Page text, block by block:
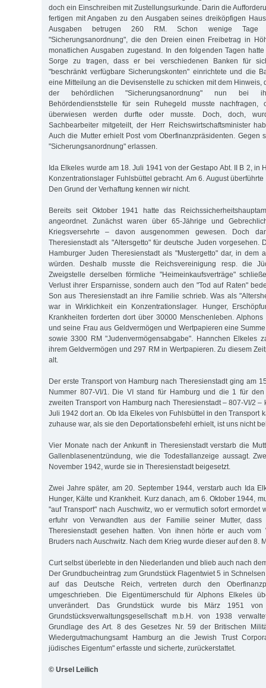
doch ein Einschreiben mit Zustellungsurkunde. Darin die
fertigen mit Angaben zu den Ausgaben seines dreiköpfigen
Ausgaben betrugen 260 RM. Schon wenige
"Sicherungsanordnung", die den Dreien einen Freibetrag in
monatlichen Ausgaben zugestand. In den folgenden Tagen
Sorge zu tragen, dass er bei verschiedenen Banken für
"beschränkt verfügbare Sicherungskonten" einrichtete und die
eine Mitteilung an die Devisenstelle zu schicken mit dem Hinweis,
der behördlichen "Sicherungsanordnung" nun bei
Behördendienststelle für sein Ruhegeld musste
überwiesen werden durfte oder musste. Doch, doch,
Sachbearbeiter mitgeteilt, der Herr Reichswirtschaftsminister
Auch die Mutter erhielt Post vom Oberfinanzpräsidenten. Gegen
"Sicherungsanordnung" erlassen.
Ida Elkeles wurde am 18. Juli 1941 von der Gestapo Abt. II B 2, in
Konzentrationslager Fuhlsbüttel gebracht. Am 6. August
Den Grund der Verhaftung kennen wir nicht.
Bereits seit Oktober 1941 hatte das
angeordnet. Zunächst waren über 65-Jährige und
Kriegsversehrte – davon ausgenommen gewesen. Doch
Theresienstadt als "Altersgetto" für deutsche Juden vorgesehen.
Hamburger Juden Theresienstadt als "Mustergetto" dar, in dem
würden. Deshalb musste die Reichsvereinigung resp. die
Zweigstelle derselben förmliche "Heimeinkaufsverträge"
Verlust ihrer Ersparnisse, sondern auch den "Tod auf Raten"
Son aus Theresienstadt an ihre Familie schrieb. Was als
war in Wirklichkeit ein Konzentrationslager. Hunger,
Krankheiten forderten dort über 30000 Menschenleben.
und seine Frau aus Geldvermögen und Wertpapieren eine
sowie 3300 RM "Judenvermögensabgabe". Hannchen Elkeles
ihrem Geldvermögen und 297 RM in Wert­papieren. Zu diesem
alt.
Der erste Transport von Hamburg nach Theresienstadt ging am
Nummer 807-VI/1. Die VI stand für Hamburg und die 1 für
zweiten Transport von Hamburg nach Theresienstadt – 807-VI/2 –
Juli 1942 dort an. Ob Ida Elkeles von Fuhlsbüttel in den Transport
zuhause war, als sie den Deportationsbefehl erhielt, ist uns nicht
Vier Monate nach der Ankunft in Theresienstadt verstarb die
Gallenblasenentzündung, wie die Todesfallanzeige aussagt.
November 1942, wurde sie in Theresienstadt beigesetzt.
Zwei Jahre später, am 20. September 1944, verstarb auch Ida
Hunger, Kälte und Krankheit. Kurz danach, am 6. Oktober 1944,
"auf Transport" nach Auschwitz, wo er vermutlich sofort ermordet
erfuhr von Verwandten aus der Familie seiner Mutter,
Theresienstadt gesehen hatten. Von ihnen hörte er auch vom
Bruders nach Auschwitz. Nach dem Krieg wurde dieser auf den 8.
Curt selbst überlebte in den Niederlanden und blieb auch nach
Der Grundbucheintrag zum Grundstück Flagentwiet 5 in
auf das Deutsche Reich, vertreten durch den
umgeschrieben. Die Eigentümerschuld für Alphons Elkeles
unverändert. Das Grundstück wurde bis März 1951 von
Grundstücksverwaltungsgesellschaft m.b.H. von 1938
Grundlage des Art. 8 des Gesetzes Nr. 59 der Britischen
Wiedergutmachungsamt Hamburg an die Jewish Trust
jüdisches Eigentum" erfasste und sicherte, zurückerstattet.
© Ursel Leilich